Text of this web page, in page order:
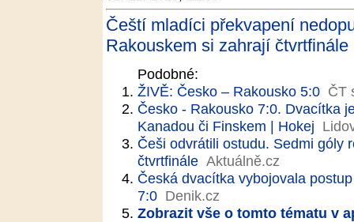
Čeští mladíci překvapení
Rakouskem si zahrají
Podobné:
ŽIVĚ: Česko – Rakousko 5:0 ČT
Česko - Rakousko 7:0. Dvacítka
Kanadou či Finskem | Hokej
Češi odvrátili ostudu. Sedmi góly
čtvrtfinále Aktuálně.cz
Česká dvacítka vybojovala
7:0 Denik.cz
Zobrazit vše o tomto tématu v